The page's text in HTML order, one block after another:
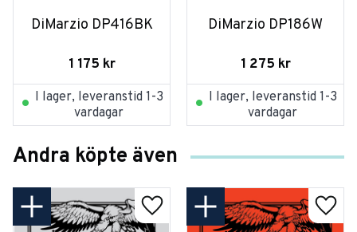
DiMarzio DP416BK
1 175 kr
I lager, leveranstid 1-3
vardagar
DiMarzio DP186W
1 275 kr
I lager, leveranstid 1-3
vardagar
Andra köpte även